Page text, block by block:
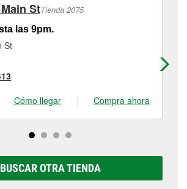
StTienda 2075
las 9pm.
St
Cómo llegar | Compra ahora
BUSCAR OTRA TIENDA